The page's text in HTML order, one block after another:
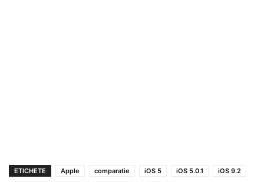
ETICHETE Apple comparatie iOS 5 iOS 5.0.1
iOS 9.2